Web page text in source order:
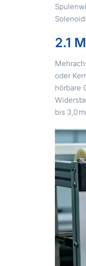
2.1
oder
hörbare
bis 3,0